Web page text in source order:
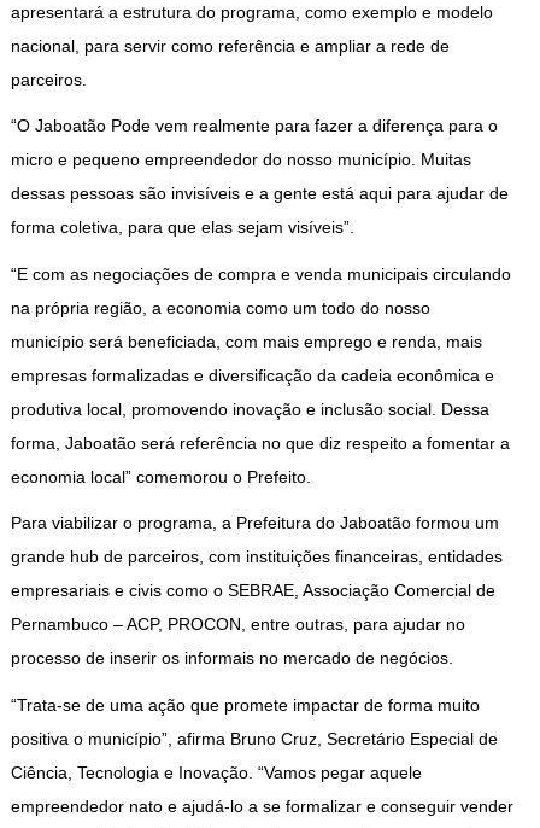
apresentará a estrutura do programa, como exemplo e modelo
nacional, para servir como referência e ampliar a rede de
parceiros.
“O Jaboatão Pode vem realmente para fazer a diferença para o
micro e pequeno empreendedor do nosso município. Muitas
dessas pessoas são invisíveis e a gente está aqui para ajudar de
forma coletiva, para que elas sejam visíveis”.
“E com as negociações de compra e venda municipais circulando
na própria região, a economia como um todo do nosso
município será beneficiada, com mais emprego e renda, mais
empresas formalizadas e diversificação da cadeia econômica e
produtiva local, promovendo inovação e inclusão social. Dessa
forma, Jaboatão será referência no que diz respeito a fomentar a
economia local” comemorou o Prefeito.
Para viabilizar o programa, a Prefeitura do Jaboatão formou um
grande hub de parceiros, com instituições financeiras, entidades
empresariais e civis como o SEBRAE, Associação Comercial de
Pernambuco – ACP, PROCON, entre outras, para ajudar no
processo de inserir os informais no mercado de negócios.
“Trata-se de uma ação que promete impactar de forma muito
positiva o município”, afirma Bruno Cruz, Secretário Especial de
Ciência, Tecnologia e Inovação. “Vamos pegar aquele
empreendedor nato e ajudá-lo a se formalizar e conseguir vender